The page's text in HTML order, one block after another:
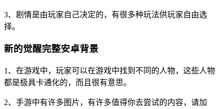
3、剧情是由玩家自己决定的，有很多种玩法供玩家自由选
择。
新的觉醒完整安卓背景
1、在游戏中，玩家可以在游戏中找到不同的人物，这些人物
都是极具卡通化的，而且很有意思。
2、手游中有许多图片，有许多值得你去尝试的内容，请加